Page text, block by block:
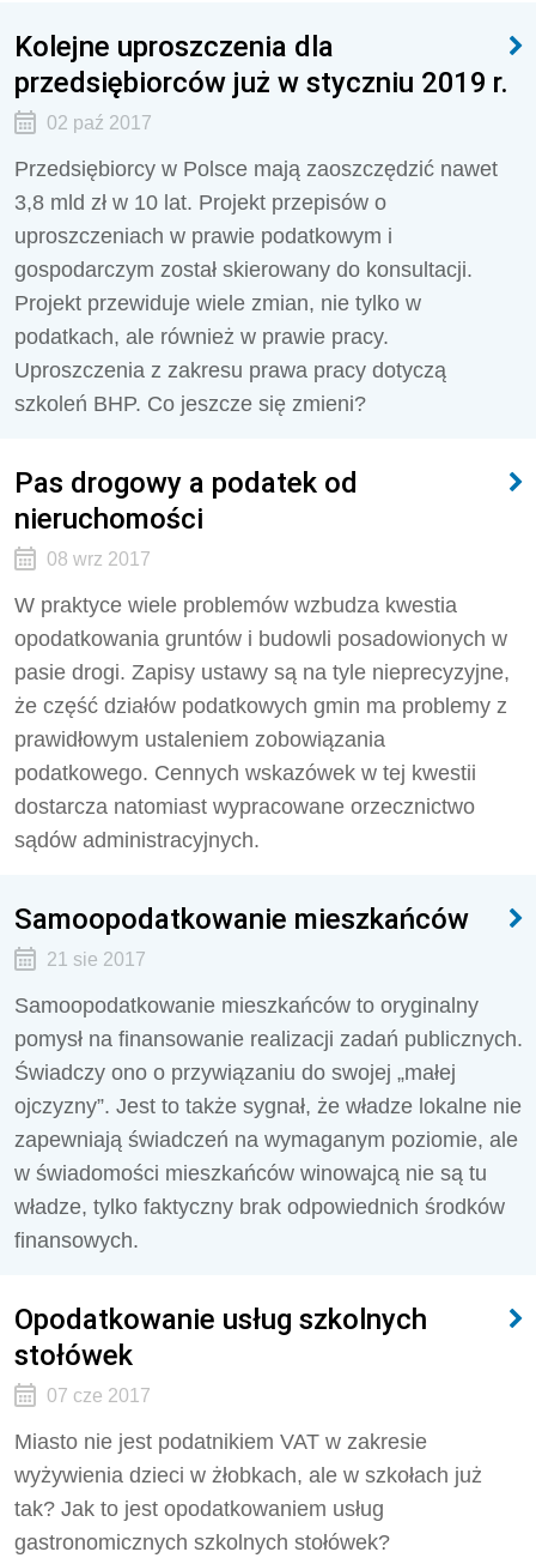
Kolejne uproszczenia dla
przedsiębiorców już w styczniu 2019 r.
02 paź 2017
Przedsiębiorcy w Polsce mają zaoszczędzić nawet
3,8 mld zł w 10 lat. Projekt przepisów o
uproszczeniach w prawie podatkowym i
gospodarczym został skierowany do konsultacji.
Projekt przewiduje wiele zmian, nie tylko w
podatkach, ale również w prawie pracy.
Uproszczenia z zakresu prawa pracy dotyczą
szkoleń BHP. Co jeszcze się zmieni?
Pas drogowy a podatek od
nieruchomości
08 wrz 2017
W praktyce wiele problemów wzbudza kwestia
opodatkowania gruntów i budowli posadowionych w
pasie drogi. Zapisy ustawy są na tyle nieprecyzyjne,
że część działów podatkowych gmin ma problemy z
prawidłowym ustaleniem zobowiązania
podatkowego. Cennych wskazówek w tej kwestii
dostarcza natomiast wypracowane orzecznictwo
sądów administracyjnych.
Samoopodatkowanie mieszkańców
21 sie 2017
Samoopodatkowanie mieszkańców to oryginalny
pomysł na finansowanie realizacji zadań publicznych.
Świadczy ono o przywiązaniu do swojej „małej
ojczyzny”. Jest to także sygnał, że władze lokalne nie
zapewniają świadczeń na wymaganym poziomie, ale
w świadomości mieszkańców winowajcą nie są tu
władze, tylko faktyczny brak odpowiednich środków
finansowych.
Opodatkowanie usług szkolnych
stołówek
07 cze 2017
Miasto nie jest podatnikiem VAT w zakresie
wyżywienia dzieci w żłobkach, ale w szkołach już
tak? Jak to jest opodatkowaniem usług
gastronomicznych szkolnych stołówek?